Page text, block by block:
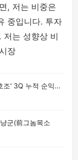
, 저는 비중은
중입니다. 투자
저는 성향상 비
장
조' 3Q 누적 순익...
군(前그놈목소